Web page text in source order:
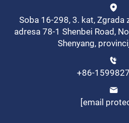
Soba 16-298, 3. kat, Zgrada
adresa 78-1 Shenbei Road,
Shenyang,
+86-
[email